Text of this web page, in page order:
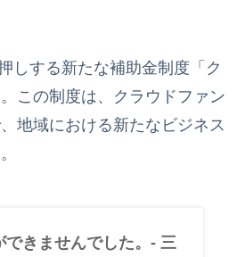
しする新たな補助金制度「ク
この制度は、クラウドファン
地域における新たなビジネス
きませんでした。- 三